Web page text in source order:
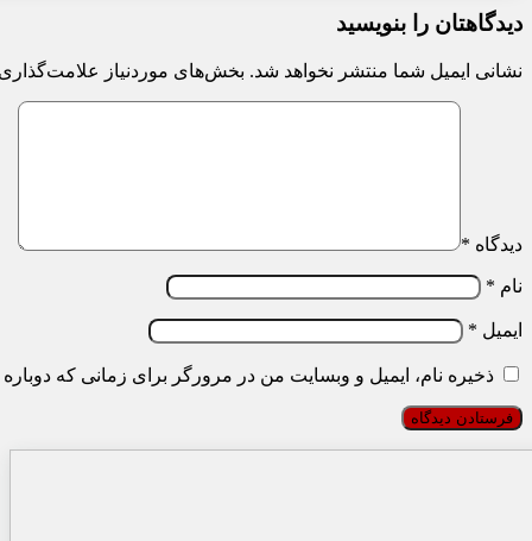
دیدگاهتان را بنویسید
نشانی ایمیل شما منتشر نخواهد شد. بخش‌های موردنیاز
دیدگاه *
نام *
ایمیل *
ذخیره نام، ایمیل و وبسایت من در مرورگر برای زمانی که